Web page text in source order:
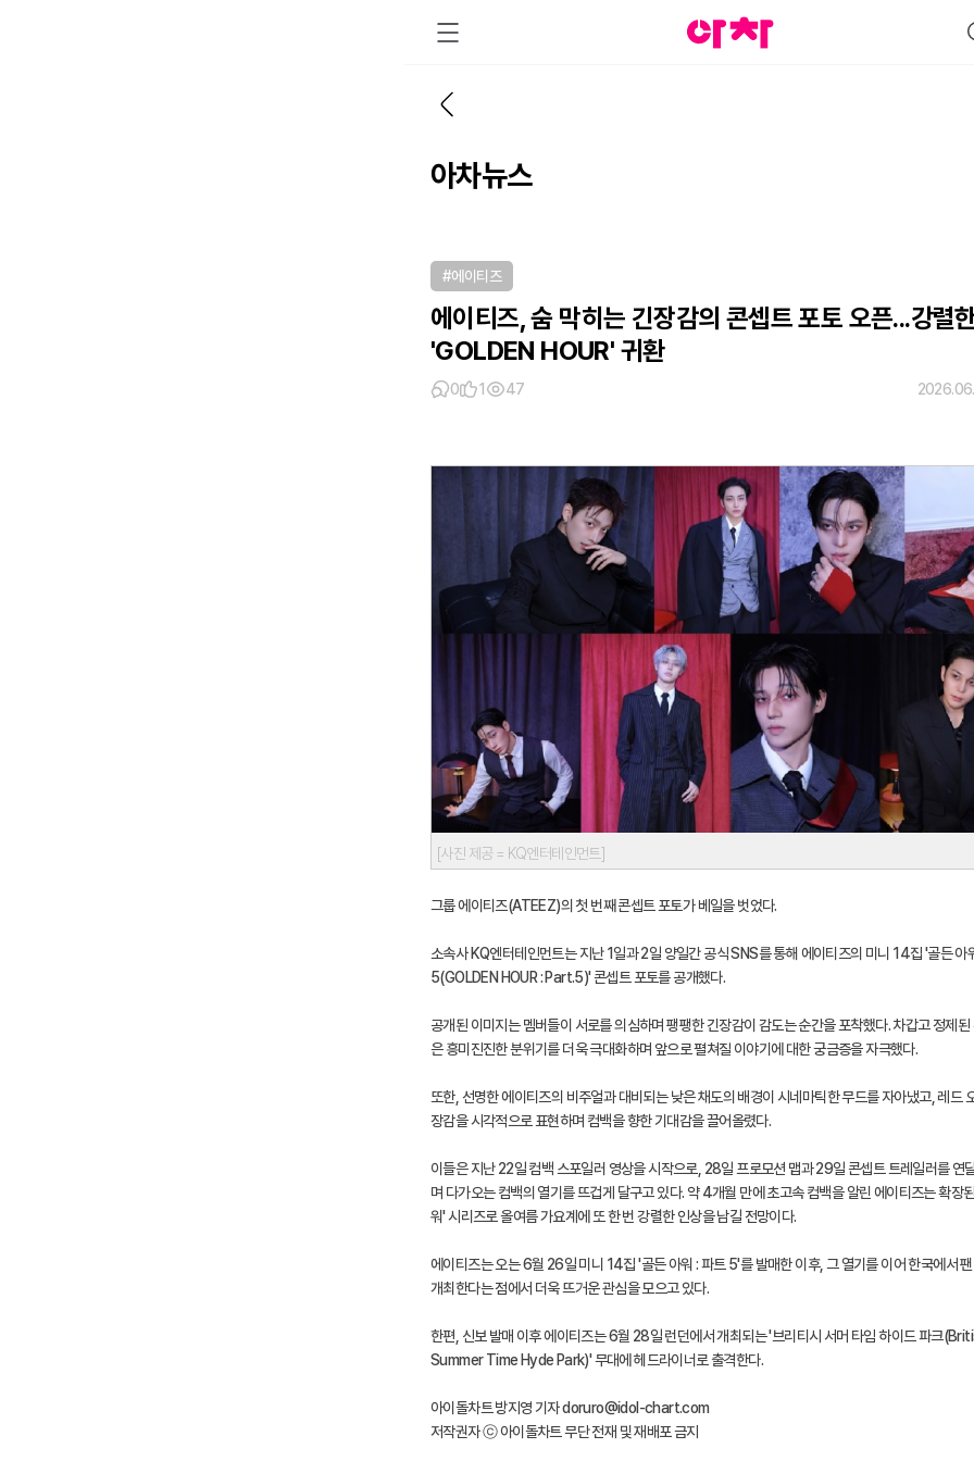
아차뉴스
#에이티즈
에이티즈, 숨 막히는 긴장감의 콘셉트 포토 오픈...강렬
'GOLDEN HOUR' 귀환
0 1 47
[사진 제공 = KQ엔터테인먼트]
그룹 에이티즈(ATEEZ)의 첫 번째 콘셉트 포토가 베일을 벗었다.
소속사 KQ엔터테인먼트는 지난 1일과 2일 양일간 공식 SNS를 통해 에이티즈의 미니 14집 '골든 아
5(GOLDEN HOUR : Part.5)' 콘셉트 포토를 공개했다.
공개된 이미지는 멤버들이 서로를 의심하며 팽팽한 긴장감이 감도는 순간을 포착했다. 차갑고 정제된
은 흥미진진한 분위기를 더욱 극대화하며 앞으로 펼쳐질 이야기에 대한 궁금증을 자극했다.
또한, 선명한 에이티즈의 비주얼과 대비되는 낮은 채도의 배경이 시네마틱한 무드를 자아냈고, 레드
장감을 시각적으로 표현하며 컴백을 향한 기대감을 끌어올렸다.
이들은 지난 22일 컴백 스포일러 영상을 시작으로, 28일 프로모션 맵과 29일 콘셉트 트레일러를 연
며 다가오는 컴백의 열기를 뜨겁게 달구고 있다. 약 4개월 만에 초고속 컴백을 알린 에이티즈는 확장
워' 시리즈로 올여름 가요계에 또 한 번 강렬한 인상을 남길 전망이다.
에이티즈는 오는 6월 26일 미니 14집 '골든 아워 : 파트 5'를 발매한 이후, 그 열기를 이어 한국에서
개최한다는 점에서 더욱 뜨거운 관심을 모으고 있다.
한편, 신보 발매 이후 에이티즈는 6월 28일 런던에서 개최되는 '브리티시 서머 타임 하이드 파크
Summer Time Hyde Park)' 무대에 헤드라이너로 출격한다.
아이돌차트 방지영 기자 doruro@idol-chart.com
저작권자 ⓒ 아이돌차트 무단 전재 및 재배포 금지